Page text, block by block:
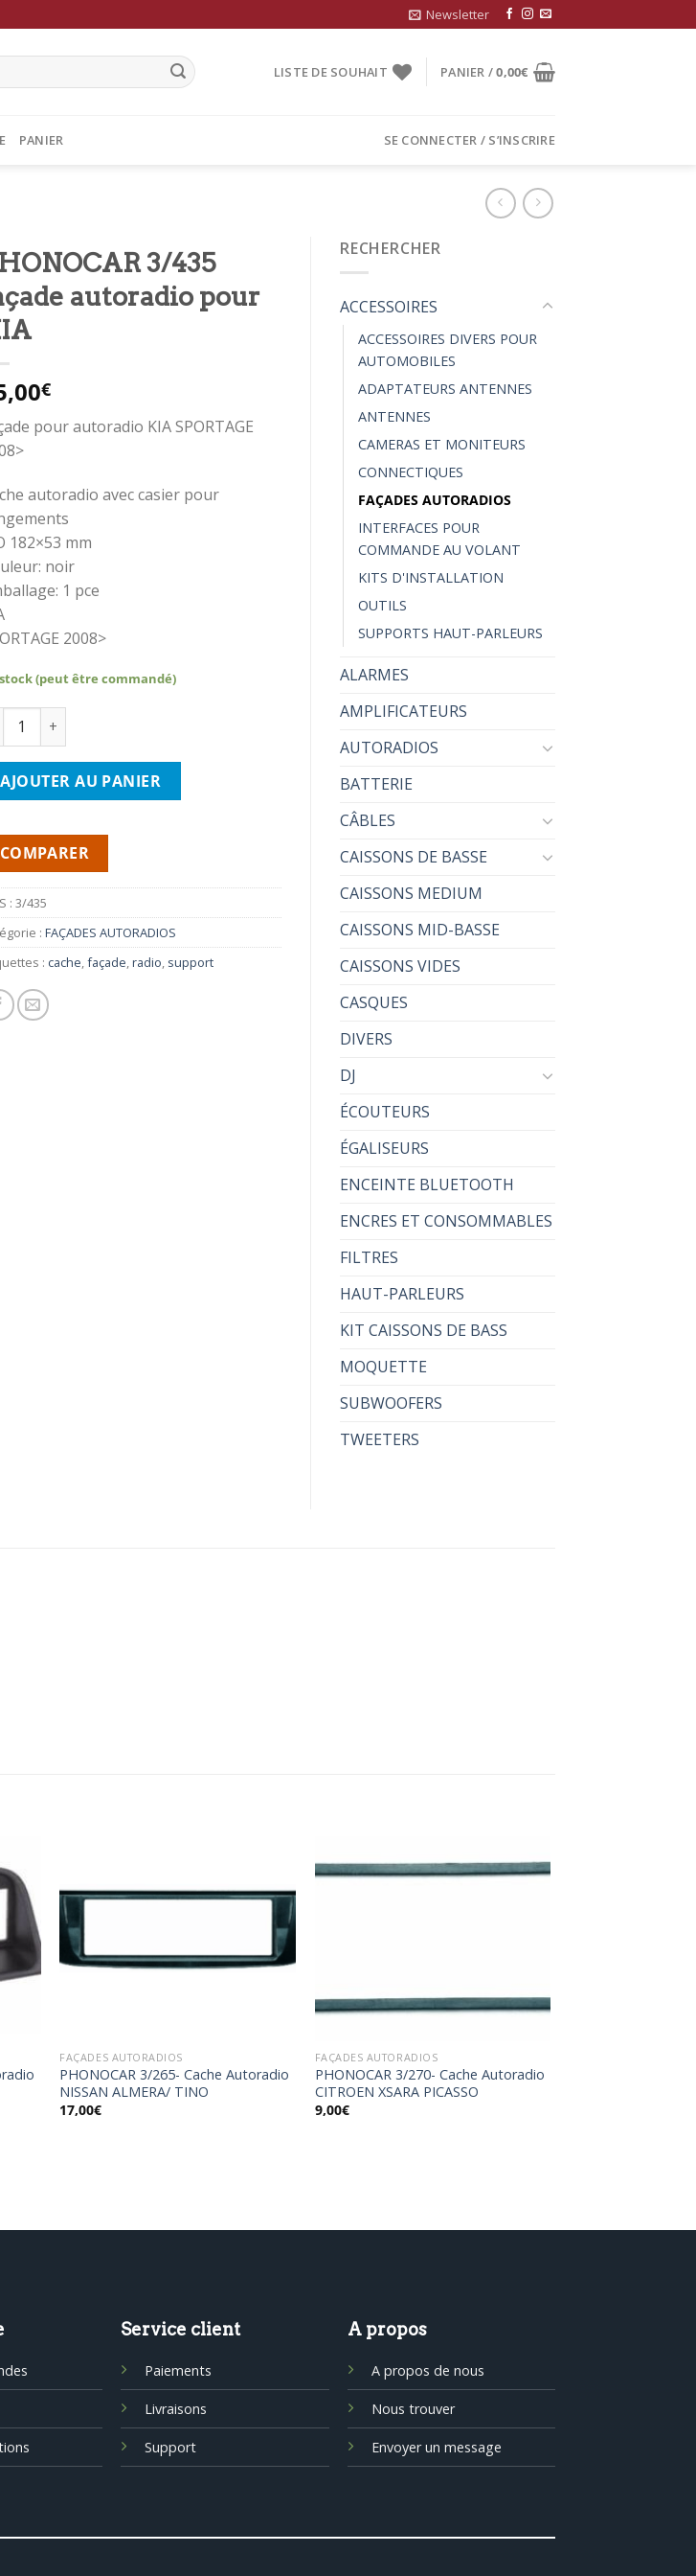
Newsletter
LISTE DE SOUHAIT PANIER /0,00€
PANIER SE CONNECTER / S’INSCRIRE
3/435
autoradio pour
€
pour autoradio KIA SPORTAGE
autoradio avec casier pour
182×53 mm
noir
1 pce
2008>
(peut être commandé)
de PHONOCAR 3/435 façade autoradio pour KIA
AJOUTER AU PANIER
COMPARER
: 3/435
: FAÇADES AUTORADIOS
: cache,façade,radio, support
RECHERCHER
ACCESSOIRES
ACCESSOIRES DIVERS POUR
AUTOMOBILES
ADAPTATEURS ANTENNES
ANTENNES
CAMERAS ET MONITEURS
CONNECTIQUES
FAÇADES AUTORADIOS
INTERFACES POUR
COMMANDE AU VOLANT
KITS D'INSTALLATION
OUTILS
SUPPORTS HAUT-PARLEURS
ALARMES
AMPLIFICATEURS
AUTORADIOS
BATTERIE
CÂBLES
CAISSONS DE BASSE
CAISSONS MEDIUM
CAISSONS MID-BASSE
CAISSONS VIDES
CASQUES
DIVERS
DJ
ÉCOUTEURS
ÉGALISEURS
ENCEINTE BLUETOOTH
ENCRES ET CONSOMMABLES
FILTRES
HAUT-PARLEURS
KIT CAISSONS DE BASS
MOQUETTE
SUBWOOFERS
TWEETERS
à la
FAÇADES AUTORADIOS
PHONOCAR 3/265- Cache Autoradio
NISSAN ALMERA/ TINO
17,00€
FAÇADES AUTORADIOS
PHONOCAR 3/270- Cache Autoradio
CITROEN XSARA PICASSO
9,00€
Service client
Paiements
Livraisons
Support
A propos
A propos de nous
Nous trouver
Envoyer un message